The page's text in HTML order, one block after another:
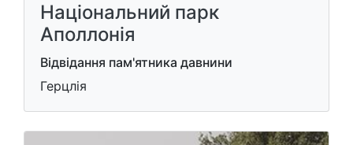
Національний парк
Аполлонія
Відвідання пам'ятника давнини
Герцлія